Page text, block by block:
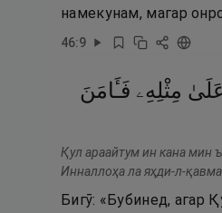
намекунам, магар
46:9
مِثْلِهِۦ فَـَٔامَنَ
Қул араайтум ин кана мин
Инналлоҳа ла яҳди-л-
Бигӯ: «Бубинед, агар